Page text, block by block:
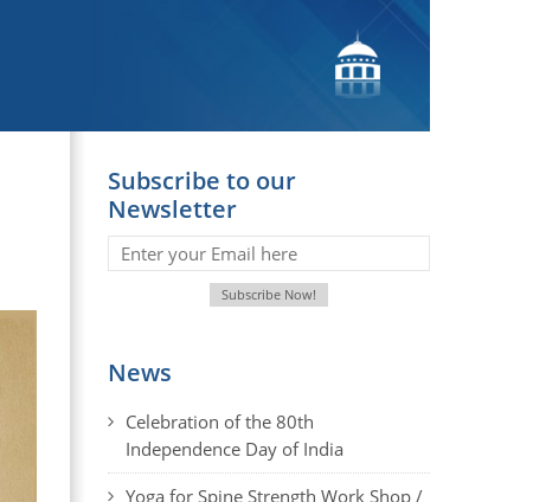
Subscribe to our
Newsletter
News
Celebration of the 80th
Independence Day of India
Yoga for Spine Strength Work Shop /